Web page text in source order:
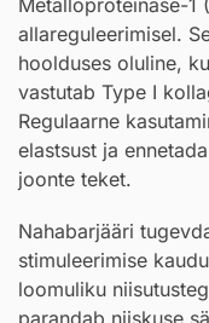
allareguleerimisel.
hoolduses oluline,
vastutab Type I
Regulaarne
elastsust ja
joonte teket.
Nahabarjääri
stimuleerimise
loomuliku